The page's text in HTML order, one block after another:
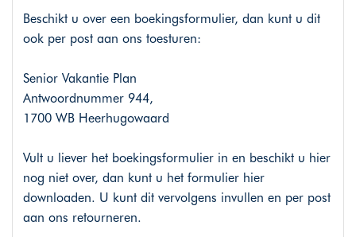
Beschikt u over een boekingsformulier, dan kunt u dit
ook per post aan ons toesturen:
Senior Vakantie Plan
Antwoordnummer 944,
1700 WB Heerhugowaard
Vult u liever het boekingsformulier in en beschikt u hier
nog niet over, dan kunt u het formulier hier
downloaden. U kunt dit vervolgens invullen en per post
aan ons retourneren.